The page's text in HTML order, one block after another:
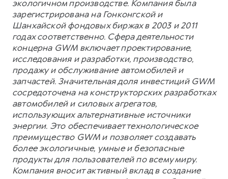
экологичном производстве. Компания была
зарегистрирована на Гонконгской и
Шанхайской фондовых биржах в 2003 и 2011
годах соответственно. Сфера деятельности
концерна GWM включает проектирование,
исследования и разработки, производство,
продажу и обслуживание автомобилей и
запчастей. Значительная доля инвестиций GWM
сосредоточена на конструкторских разработках
автомобилей и силовых агрегатов,
использующих альтернативные источники
энергии. Это обеспечивает технологическое
преимущество GWM и позволяет создавать
более экологичные, умные и безопасные
продукты для пользователей по всему миру.
Компания вносит активный вклад в создание